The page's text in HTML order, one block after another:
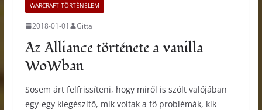
WARCRAFT TÖRTÉNELEM
2018-01-01 Gitta
Az Alliance története a vanilla
WoWban
Sosem árt felfrissíteni, hogy miről is szólt valójában
egy-egy kiegészítő, mik voltak a fő problémák, kik